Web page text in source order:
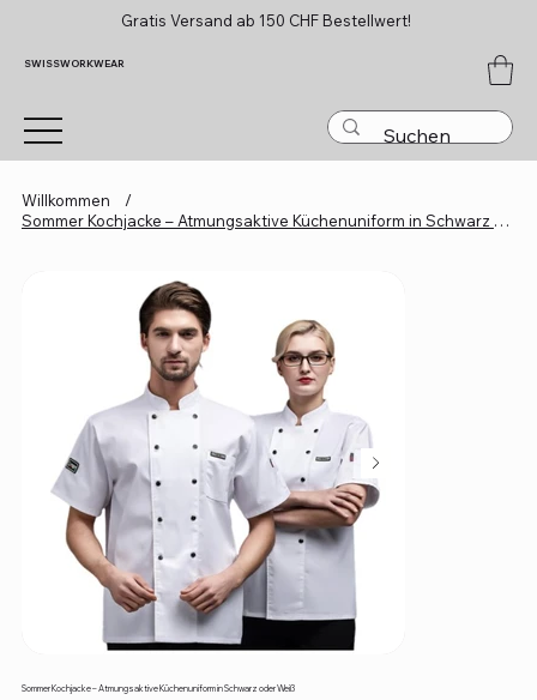
Gratis Versand ab 150 CHF Bestellwert!
SWISSWORKWEAR
Willkommen
/
Sommer Kochjacke – Atmungsaktive Küchenuniform in Schwarz oder Weiß
Sommer Kochjacke – Atmungsaktive Küchenuniform in Schwarz oder Weiß